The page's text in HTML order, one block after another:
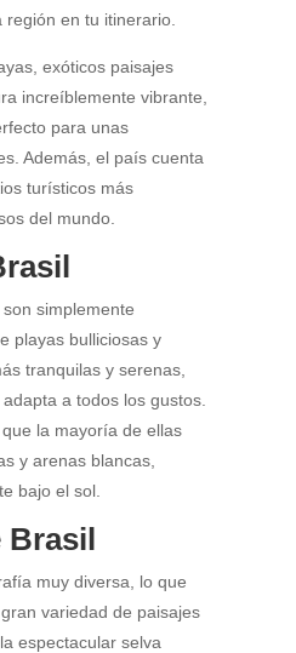
en tu itinerario.
exóticos paisajes
increíblemente vibrante,
para unas
Además, el país cuenta
turísticos más
del mundo.
son simplemente
playas bulliciosas y
tranquilas y serenas,
a todos los gustos.
la mayoría de ellas
y arenas blancas,
bajo el sol.
Brasil
muy diversa, lo que
variedad de paisajes
espectacular selva